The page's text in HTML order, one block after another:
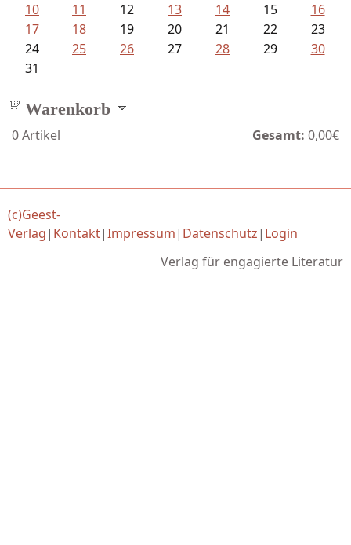
10
11 12 13 14 15
16
17
18 19 20 21 22
23
24
25 26 27 28 29
30
31
Warenkorb
0Artikel Gesamt: 0,00€
(c)Geest-
Verlag| Kontakt|Impressum| Datenschutz| Login
Verlag für engagierte Literatur